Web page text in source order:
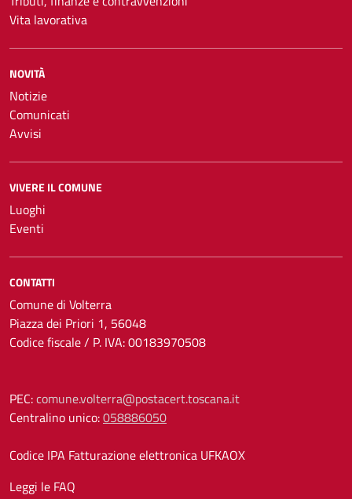
Vita lavorativa
NOVITÀ
Notizie
Comunicati
Avvisi
VIVERE IL COMUNE
Luoghi
Eventi
CONTATTI
Comune di Volterra
Piazza dei Priori 1, 56048
Codice fiscale / P. IVA: 00183970508
PEC:comune.volterra@postacert.toscana.it
Centralino unico:058886050
Codice IPA Fatturazione elettronica UFKAOX
Leggi le FAQ